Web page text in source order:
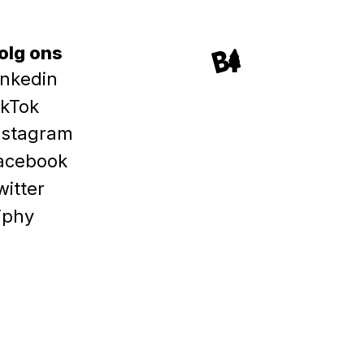
ons